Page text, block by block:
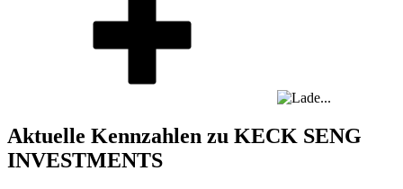
Aktuelle Kennzahlen zu KECK SENG
INVESTMENTS